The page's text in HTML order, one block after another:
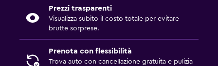
Prezzi trasparenti
Visualizza subito il costo totale per evitare
brutte sorprese.
Prenota con flessibilità
Trova auto con cancellazione gratuita e pulizia